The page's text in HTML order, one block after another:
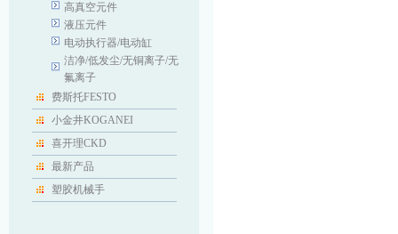
高真空元件
液压元件
电动执行器/电动缸
洁净/低发尘/无铜离子/无
氟离子
费斯托FESTO
小金井KOGANEI
喜开理CKD
最新产品
塑胶机械手